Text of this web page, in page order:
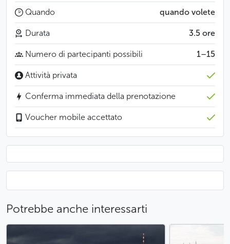
strade del quartiere vi permetterà di assorbire la sua
identità. Una pausa caffè in un luogo insolito, la
scoperta del vetro e del cristallo di Boemia e una
passeggiata nel parco, che offre una splendida vista
panoramica su Praga, sono altre tappe di questo tour
di scoperta di mezza giornata.
Buono a sapersi
Partenza al mattino o al pomeriggio
I tour sono disponibili tutto l’anno
Incontro con la guida alla reception dell’hotel o in
un luogo prestabilito
Meno
Quando quando volete
Durata 3.5 ore
Numero di partecipanti possibili 1–15
Attività privata
Conferma immediata della prenotazione
Voucher mobile accettato
Potrebbe anche interessarti